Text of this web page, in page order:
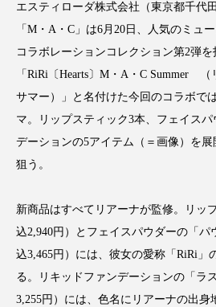
Gemini Instagram SaaS
TikTok アスタキサンチン
アンチエイジング アンチソ
ウェアラブルデバイス ウェ
ウェルビーイング エイジン
エスティローダ株式会社（東京都千代
「M・A・C」は6月20日、人気のミュ
コラボレーションコレクション第2弾を
「RiRi〔Hearts〕M・A・C Summer
サマー）」と名付けた今回のコラボで
マ。リップスティック3本、フェイス
デーションの5アイテム（＝画像）を
狙う。
新商品はすべてリアーナが監修。リッ
込2,940円）とフェイスパウダーの「パ
込3,465円）には、彼女の愛称「RiRi」
る。リキッドファンデーションの「ラ
3,255円）には、色名にリアーナの出身